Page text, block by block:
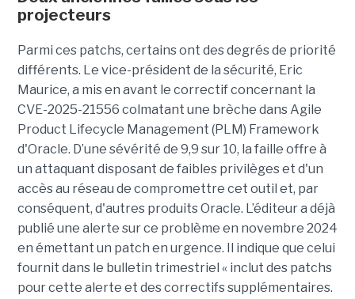
projecteurs
Parmi ces patchs, certains ont des degrés de priorité
différents. Le vice-président de la sécurité, Eric
Maurice, a mis en avant le correctif concernant la
CVE-2025-21556 colmatant une brèche dans Agile
Product Lifecycle Management (PLM) Framework
d'Oracle. D’une sévérité de 9,9 sur 10, la faille offre à
un attaquant disposant de faibles privilèges et d'un
accès au réseau de compromettre cet outil et, par
conséquent, d'autres produits Oracle. L’éditeur a déjà
publié une alerte sur ce problème en novembre 2024
en émettant un patch en urgence. Il indique que celui
fournit dans le bulletin trimestriel « inclut des patchs
pour cette alerte et des correctifs supplémentaires.